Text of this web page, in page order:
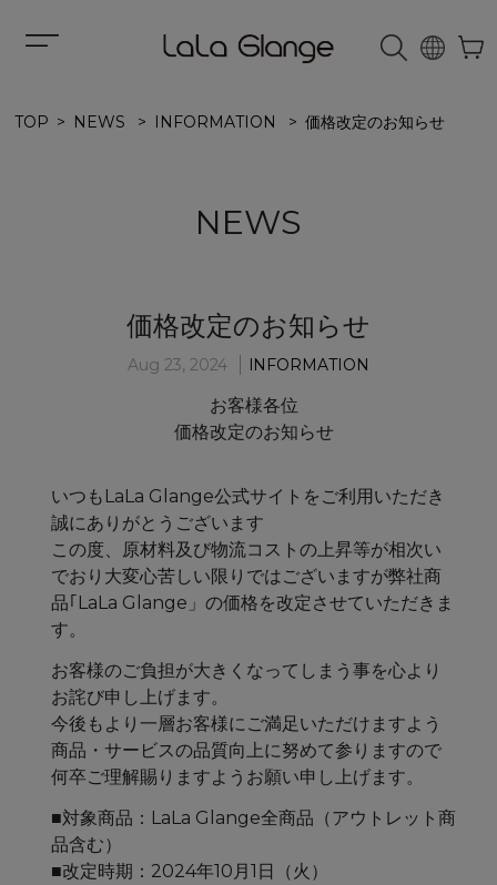
TOP NEWS INFORMATION 価格改定のお知らせ
NEWS
価格改定のお知らせ
Aug 23, 2024 INFORMATION
お客様各位
価格改定のお知らせ
いつもLaLa Glange公式サイトをご利用いただき
誠にありがとうございます
この度、原材料及び物流コストの上昇等が相次い
でおり大変心苦しい限りではございますが弊社商
品｢LaLa Glange」の価格を改定させていただきま
す。
お客様のご負担が大きくなってしまう事を心より
お詫び申し上げます。
今後もより一層お客様にご満足いただけますよう
商品・サービスの品質向上に努めて参りますので
何卒ご理解賜りますようお願い申し上げます。
■対象商品：LaLa Glange全商品（アウトレット商
品含む）
■改定時期：2024年10月1日（火）